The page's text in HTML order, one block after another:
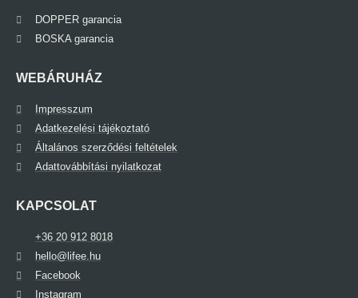
DOPPER garancia
BOSKA garancia
WEBÁRUHÁZ
Impresszum
Adatkezelési tájékoztató
Általános szerződési feltételek
Adattovábbítási nyilatkozat
KAPCSOLAT
+36 20 912 8018
hello@lifee.hu
Facebook
Instagram